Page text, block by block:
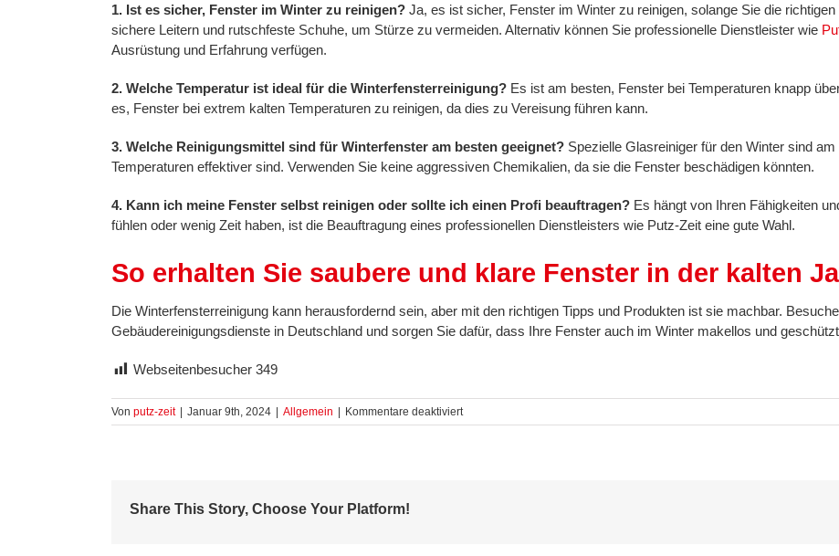
1. Ist es sicher, Fenster im Winter zu reinigen? Ja, es ist sicher, Fenster im Winter zu reinigen, solange Sie die
sichere Leitern und rutschfeste Schuhe, um Stürze zu vermeiden. Alternativ können Sie professionelle Dienstleister wie
Ausrüstung und Erfahrung verfügen.
2. Welche Temperatur ist ideal für die Winterfensterreinigung? Es ist am besten, Fenster bei Temperaturen knapp
es, Fenster bei extrem kalten Temperaturen zu reinigen, da dies zu Vereisung führen kann.
3. Welche Reinigungsmittel sind für Winterfenster am besten geeignet? Spezielle Glasreiniger für den Winter sind
Temperaturen effektiver sind. Verwenden Sie keine aggressiven Chemikalien, da sie die Fenster beschädigen könnten.
4. Kann ich meine Fenster selbst reinigen oder sollte ich einen Profi beauftragen? Es hängt von Ihren Fähigkeiten
fühlen oder wenig Zeit haben, ist die Beauftragung eines professionellen Dienstleisters wie Putz-Zeit eine gute Wahl.
So erhalten Sie saubere und klare Fenster in der kalten
Die Winterfensterreinigung kann herausfordernd sein, aber mit den richtigen Tipps und Produkten ist sie machbar.
Gebäudereinigungsdienste in Deutschland und sorgen Sie dafür, dass Ihre Fenster auch im Winter makellos und
Webseitenbesucher 349
Von putz-zeit Januar 9th, 2024 Allgemein Kommentare deaktiviertfür
Fenster
Share This Story, Choose Your Platform!